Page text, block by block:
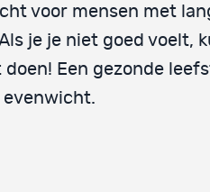
voor mensen met
je je niet goed voelt,
Een gezonde
evenwicht.